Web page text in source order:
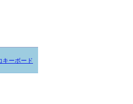
キーボード